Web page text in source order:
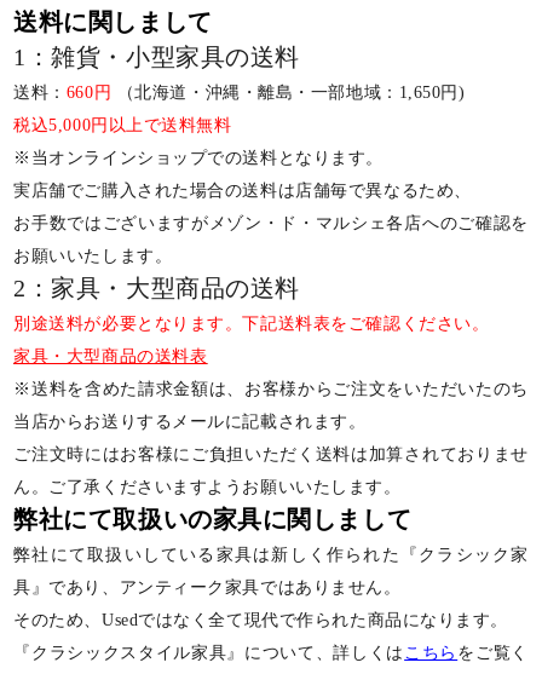
送料に関しまして
1：雑貨・小型家具の送料
送料： 660円
（北海道・沖縄・離島・一部地域：1,650円)
税込5,000円以上で送料無料
※当オンラインショップでの送料となります。
実店舗でご購入された場合の送料は店舗毎で異なるため、
お手数ではございますがメゾン・ド・マルシェ各店へのご確認を
お願いいたします。
2：家具・大型商品の送料
別途送料が必要となります。下記送料表をご確認ください。
家具・大型商品の送料表
※送料を含めた請求金額は、お客様からご注文をいただいたのち
当店からお送りするメールに記載されます。
ご注文時にはお客様にご負担いただく送料は加算されておりませ
ん。ご了承くださいますようお願いいたします。
弊社にて取扱いの家具に関しまして
弊社にて取扱いしている家具は新しく作られた『クラシック家
具』であり、アンティーク家具ではありません。
そのため、Usedではなく全て現代で作られた商品になります。
『クラシックスタイル家具』について、詳しくは こちら をご覧く